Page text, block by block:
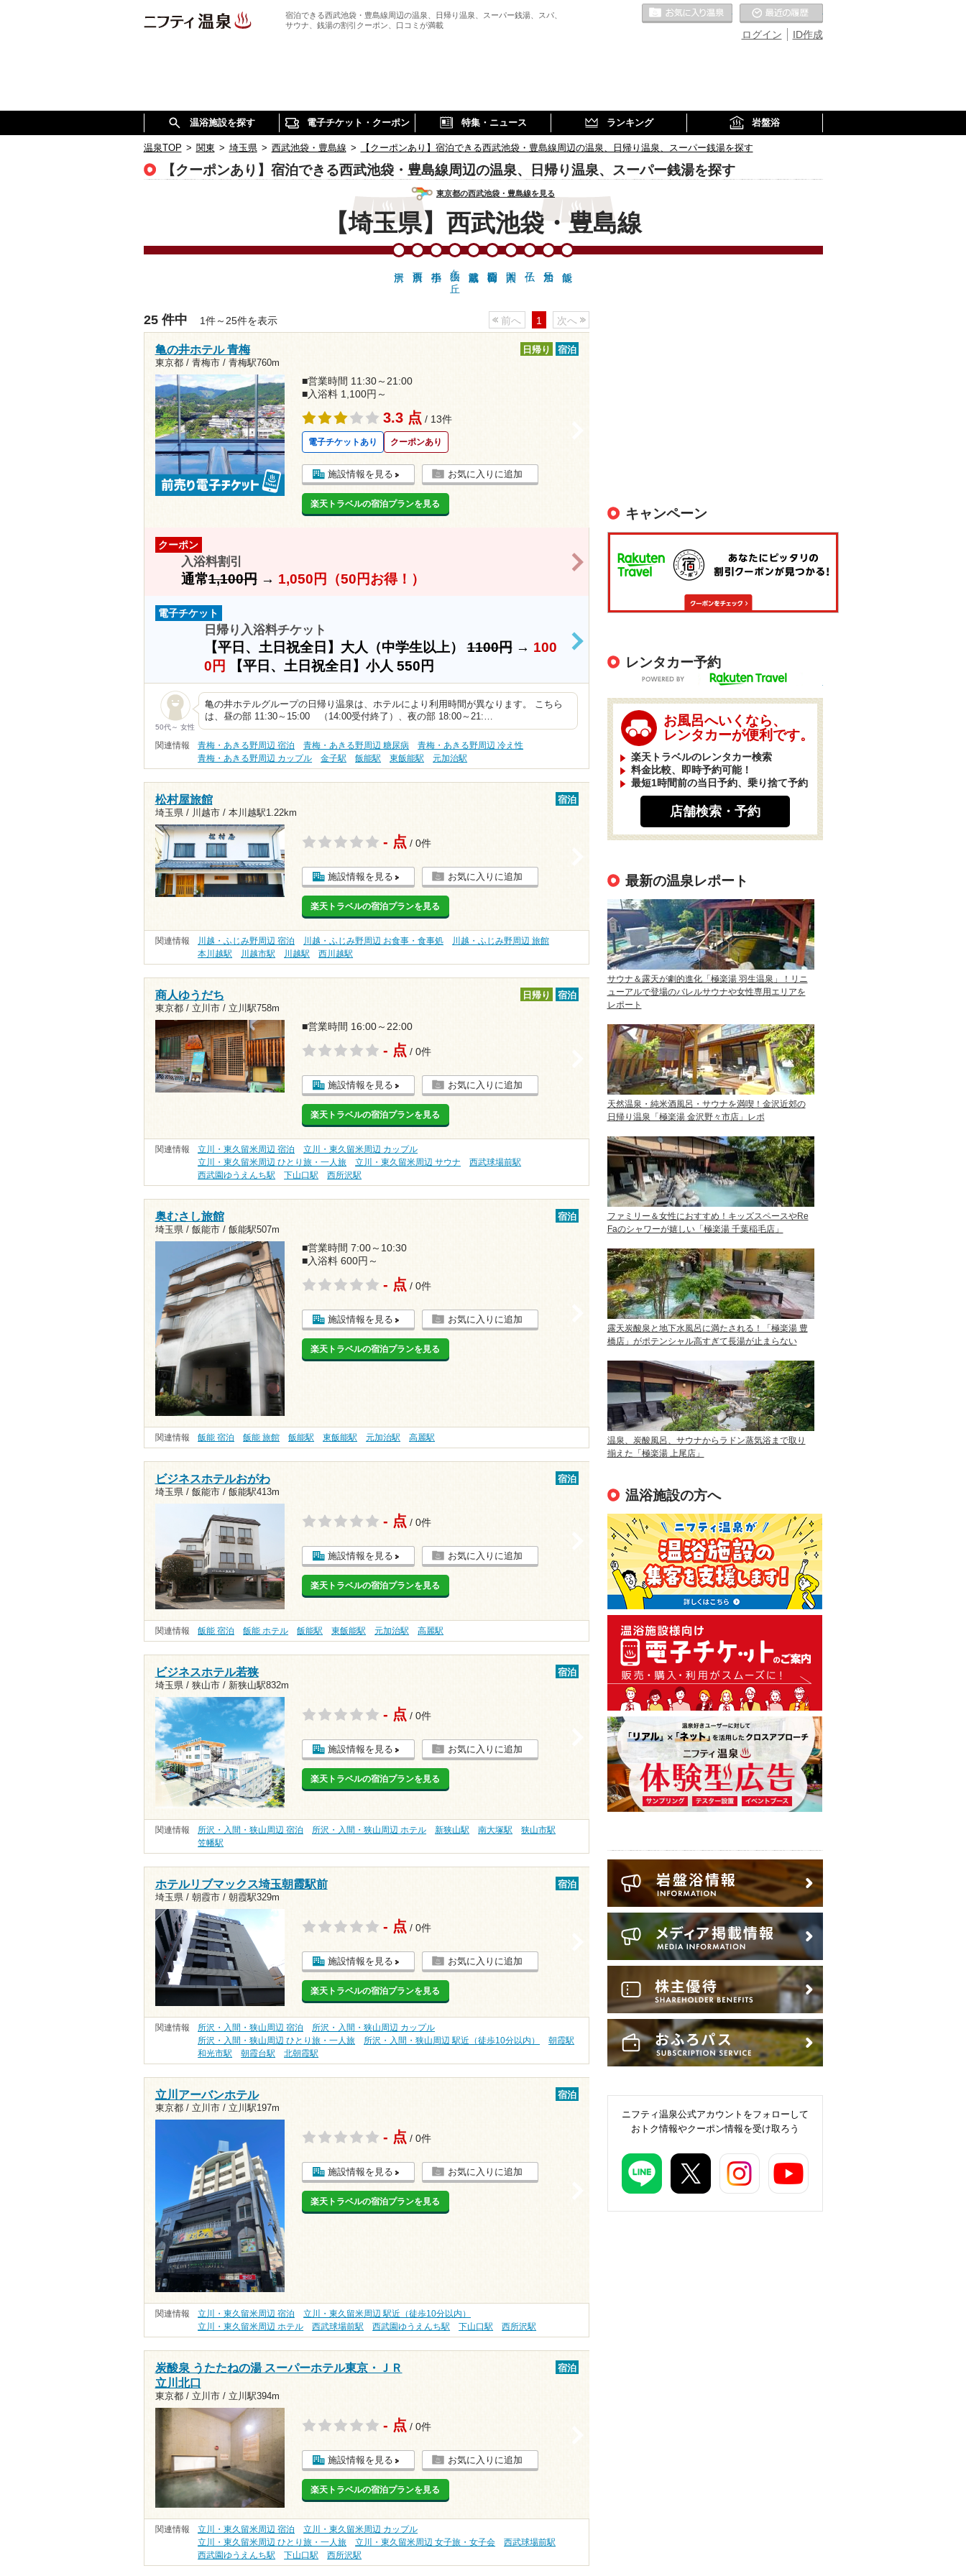
宿泊できる西武池袋・豊島線周辺の温泉、日帰り温泉、スーパー銭湯、スパ、
サウナ、銭湯の割引クーポン、口コミが満載
ID作成
ログイン
お気に入りの温泉
温浴施設を探す 電子チケット・クーポン 特集・ニュース ランキング 岩盤浴
温泉TOP > 関東 > 埼玉県 > 西武池袋・豊島線 > 【クーポンあり】宿泊できる西武池袋・豊島線周辺の温泉、日帰り温泉、スーパー銭湯を探す
【クーポンあり】宿泊できる西武池袋・豊島線周辺の温泉、日帰り温泉、スーパー銭湯を探す
東京都の西武池袋・豊島線を見る
【埼玉県】西武池袋・豊島線
狭山ヶ丘
25 件中 1件～25件を表示 前へ 1 次へ
亀の井ホテル 青梅
東京都 / 青梅市 / 青梅駅760m
日帰り 宿泊
■営業時間 11:30～21:00
■入浴料 1,100円～
3.3 点 / 13件
電子チケットあり クーポンあり
施設情報を見る お気に入りに追加
楽天トラベルの宿泊プランを見る
クーポン
入浴料割引
通常1,100円→ 1,050円（50円お得！）
電子チケット
日帰り入浴料チケット
【平日、土日祝全日】大人（中学生以上）1100円→ 100
0円
【平日、土日祝全日】小人 550円
>
50代～ 女性
亀の井ホテルグループの日帰り温泉は、ホテルにより利用時間が異なります。 こちら
は、昼の部 11:30～15:00 （14:00受付終了）、夜の部 18:00～21:…
関連情報 青梅・あきる野周辺 宿泊 青梅・あきる野周辺 糖尿病
青梅・あきる野周辺 冷え性
青梅・あきる野周辺 カップル
金子駅 飯能駅 東飯能駅 元加治駅
松村屋旅館
埼玉県 / 川越市 / 本川越駅1.22km
宿泊
- 点 / 0件
施設情報を見る お気に入りに追加
楽天トラベルの宿泊プランを見る
関連情報 川越・ふじみ野周辺 宿泊 川越・ふじみ野周辺 お食事・食事処
川越・ふじみ野周辺 旅館
本川越駅
川越市駅 川越駅 西川越駅
商人ゆうだち
東京都 / 立川市 / 立川駅758m
日帰り 宿泊
■営業時間 16:00～22:00
- 点 / 0件
施設情報を見る お気に入りに追加
楽天トラベルの宿泊プランを見る
関連情報 立川・東久留米周辺 宿泊
立川・東久留米周辺 カップル
立川・東久留米周辺 ひとり旅・一人旅
立川・東久留米周辺 サウナ
西武球場前駅
西武園ゆうえんち駅
下山口駅 西所沢駅
奥むさし旅館
埼玉県 / 飯能市 / 飯能駅507m
宿泊
■営業時間 7:00～10:30
■入浴料 600円～
- 点 / 0件
施設情報を見る お気に入りに追加
楽天トラベルの宿泊プランを見る
関連情報 飯能 宿泊 飯能 旅館 飯能駅 東飯能駅 元加治駅 高麗駅
ビジネスホテルおがわ
埼玉県 / 飯能市 / 飯能駅413m
宿泊
- 点 / 0件
施設情報を見る お気に入りに追加
楽天トラベルの宿泊プランを見る
関連情報 飯能 宿泊 飯能 ホテル 飯能駅 東飯能駅 元加治駅 高麗駅
ビジネスホテル若狭
埼玉県 / 狭山市 / 新狭山駅832m
宿泊
- 点 / 0件
施設情報を見る お気に入りに追加
楽天トラベルの宿泊プランを見る
関連情報 所沢・入間・狭山周辺 宿泊 所沢・入間・狭山周辺 ホテル 新狭山駅 南大塚駅
狭山市駅
笠幡駅
ホテルリブマックス埼玉朝霞駅前
埼玉県 / 朝霞市 / 朝霞駅329m
宿泊
- 点 / 0件
施設情報を見る お気に入りに追加
楽天トラベルの宿泊プランを見る
関連情報 所沢・入間・狭山周辺 宿泊
所沢・入間・狭山周辺 カップル
所沢・入間・狭山周辺 ひとり旅・一人旅
所沢・入間・狭山周辺 駅近（徒歩10分以内）
朝霞駅
和光市駅
朝霞台駅 北朝霞駅
立川アーバンホテル
東京都 / 立川市 / 立川駅197m
宿泊
- 点 / 0件
施設情報を見る お気に入りに追加
楽天トラベルの宿泊プランを見る
関連情報 立川・東久留米周辺 宿泊
立川・東久留米周辺 駅近（徒歩10分以内）
立川・東久留米周辺 ホテル
西武球場前駅 西武園ゆうえんち駅 下山口駅 西所沢駅
炭酸泉 うたたねの湯 スーパーホテル東京・ＪＲ
立川北口
東京都 / 立川市 / 立川駅394m
宿泊
- 点 / 0件
施設情報を見る お気に入りに追加
楽天トラベルの宿泊プランを見る
関連情報 立川・東久留米周辺 宿泊
立川・東久留米周辺 カップル
立川・東久留米周辺 ひとり旅・一人旅
立川・東久留米周辺 女子旅・女子会
西武球場前駅
西武園ゆうえんち駅
下山口駅 西所沢駅
キャンペーン
レンタカー予約
お風呂へいくなら、
レンタカーが便利です。
楽天トラベルのレンタカー検索
料金比較、即時予約可能！
最短1時間前の当日予約、乗り捨て予約
店舗検索・予約
最新の温泉レポート
サウナ＆露天が劇的進化「極楽湯 羽生温泉」！リニ
ューアルで登場のバレルサウナや女性専用エリアを
レポート
天然温泉・純米酒風呂・サウナを満喫！金沢近郊の
日帰り温泉「極楽湯 金沢野々市店」レポ
ファミリー＆女性におすすめ！キッズスペースやRe
Faのシャワーが嬉しい「極楽湯 千葉稲毛店」
露天炭酸泉と地下水風呂に満たされる！「極楽湯 豊
橋店」がポテンシャル高すぎて長湯が止まらない
温泉、炭酸風呂、サウナからラドン蒸気浴まで取り
揃えた「極楽湯 上尾店」
温浴施設の方へ
ニフティ温泉を使って手軽に
ニフティ温泉公式アカウントをフォローして
おトク情報やクーポン情報を受け取ろう